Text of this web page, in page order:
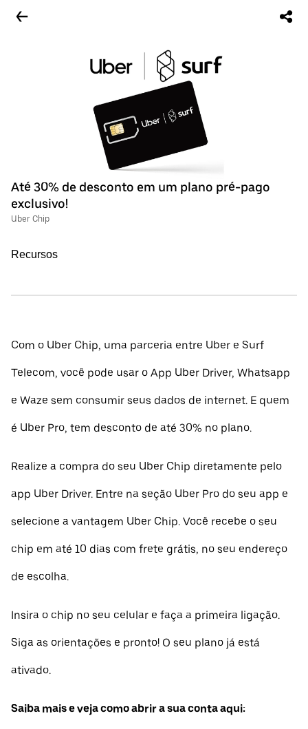
Até 30% de desconto em um plano pré-pago
exclusivo!
Uber Chip
Recursos
Com o Uber Chip, uma parceria entre Uber e Surf
Telecom, você pode usar o App Uber Driver, Whatsapp
e Waze sem consumir seus dados de internet. E quem
é Uber Pro, tem desconto de até 30% no plano.
Realize a compra do seu Uber Chip diretamente pelo
app Uber Driver. Entre na seção Uber Pro do seu app e
selecione a vantagem Uber Chip. Você recebe o seu
chip em até 10 dias com frete grátis, no seu endereço
de escolha.
Insira o chip no seu celular e faça a primeira ligação.
Siga as orientações e pronto! O seu plano já está
ativado.
Saiba mais e veja como abrir a sua conta aqui: